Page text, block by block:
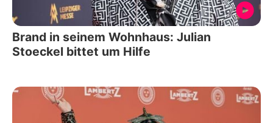
Brand in seinem Wohnhaus: Julian
Stoeckel bittet um Hilfe